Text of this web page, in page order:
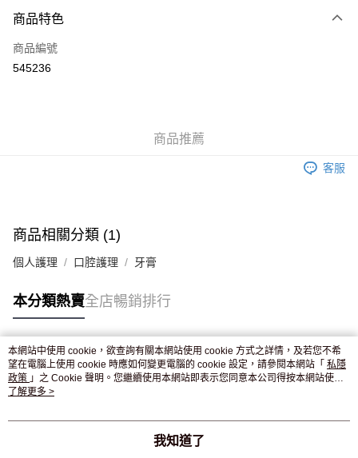
信用卡
Apple Pay
付款後門市自取，訂單確認後2-4個工作天到店，7天內取。逾期後
商品特色
商品編號
545236
商品推薦
客服
商品相關分類 (1)
個人護理 口腔護理 牙膏
本分類熱賣全店暢銷排行
熱門標籤
熱銷排行
本網站中使用 cookie，欲查詢有關本網站使用 cookie 方式之詳情，及若您不希
望在電腦上使用 cookie 時應如何變更電腦的 cookie 設定，請參閱本網站「 私隱
政策 」之 Cookie 聲明。您繼續使用本網站即表示您同意本公司得按本網站使用
條款之 Cookie 聲明使用 cookie。
了解更多 >
我知道了